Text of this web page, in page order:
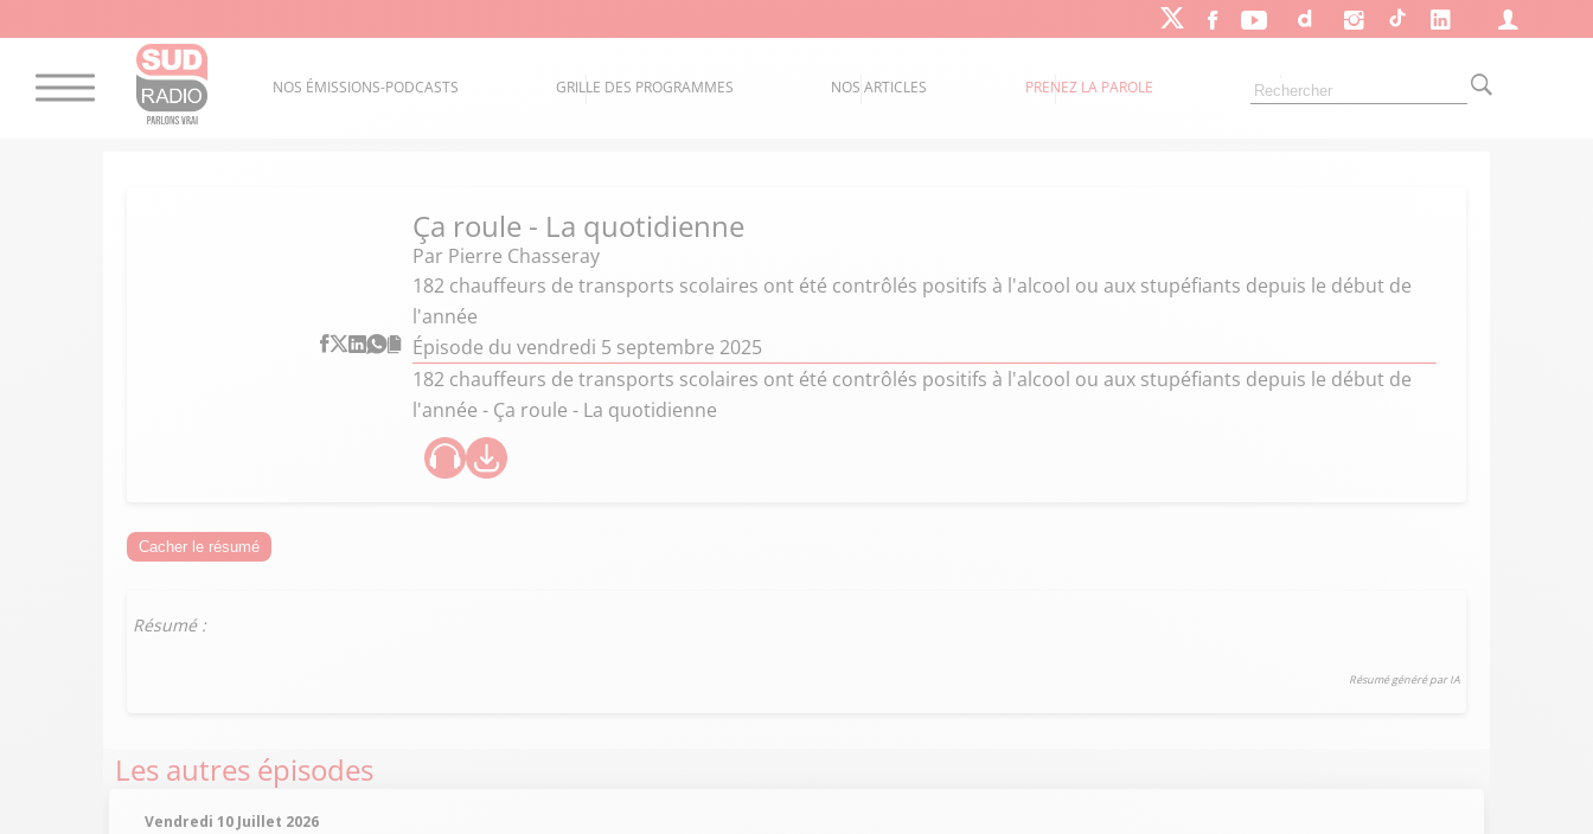
NOS ÉMISSIONS-PODCASTS GRILLE DES PROGRAMMES NOS ARTICLES PRENEZ LA PAROLE
Ça roule - La quotidienne
Par Pierre Chasseray
182 chauffeurs de transports scolaires ont été contrôlés positifs à l'alcool ou aux stupéfiants depuis le début de
l'année
Épisode du vendredi 5 septembre 2025
182 chauffeurs de transports scolaires ont été contrôlés positifs à l'alcool ou aux stupéfiants depuis le début de
l'année - Ça roule - La quotidienne
Cacher le résumé
Résumé :
Résumé généré par IA
Les autres épisodes
Vendredi 10 Juillet 2026